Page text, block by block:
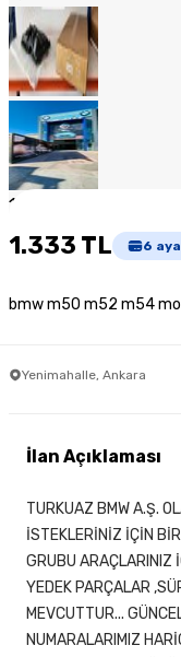
1
1.333 TL 6
bmw m50 m52 m54
Yenimahalle, Ankara
İlan Açıklaması
TURKUAZ BMW A.Ş.
İSTEKLERİNİZ İÇİN
GRUBU ARAÇLARINIZ
YEDEK PARÇALAR
MEVCUTTUR...
NUMARALARIMIZ